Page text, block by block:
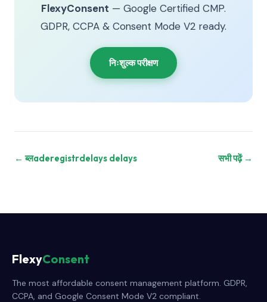
FlexyConsent — Google Certified CMP.
GDPR, CCPA & Consent Mode V2 ready.
निःशुल्क परीक्षण
← ब्लaderegistrdelays delays सभी पढ़ें →
FlexyConsent
The most affordable consent management platform. GDPR,
CCPA, and Google Consent Mode V2 compliant.